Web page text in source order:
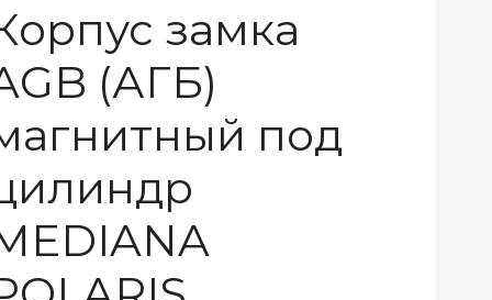
замка
(АГБ)
под